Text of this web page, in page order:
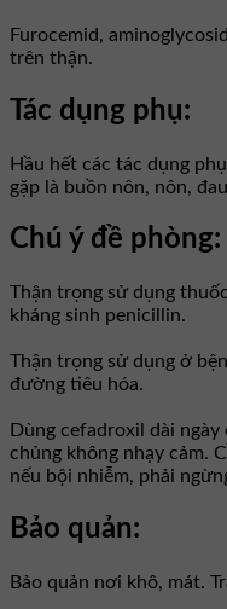
Furocemid,
trên thận.
Tác dụng phụ:
Hầu hết các tác dụng
gặp là buồn nôn, nôn,
Chú ý đề phòng:
Thận trọng sử dụng
kháng sinh penicillin.
Thận trọng sử dụng ở
đường tiêu hóa.
Dùng cefadroxil dài
chủng không nhạy cảm.
nếu bội nhiễm, phải
Bảo quản:
Bảo quản nơi khô, mát.